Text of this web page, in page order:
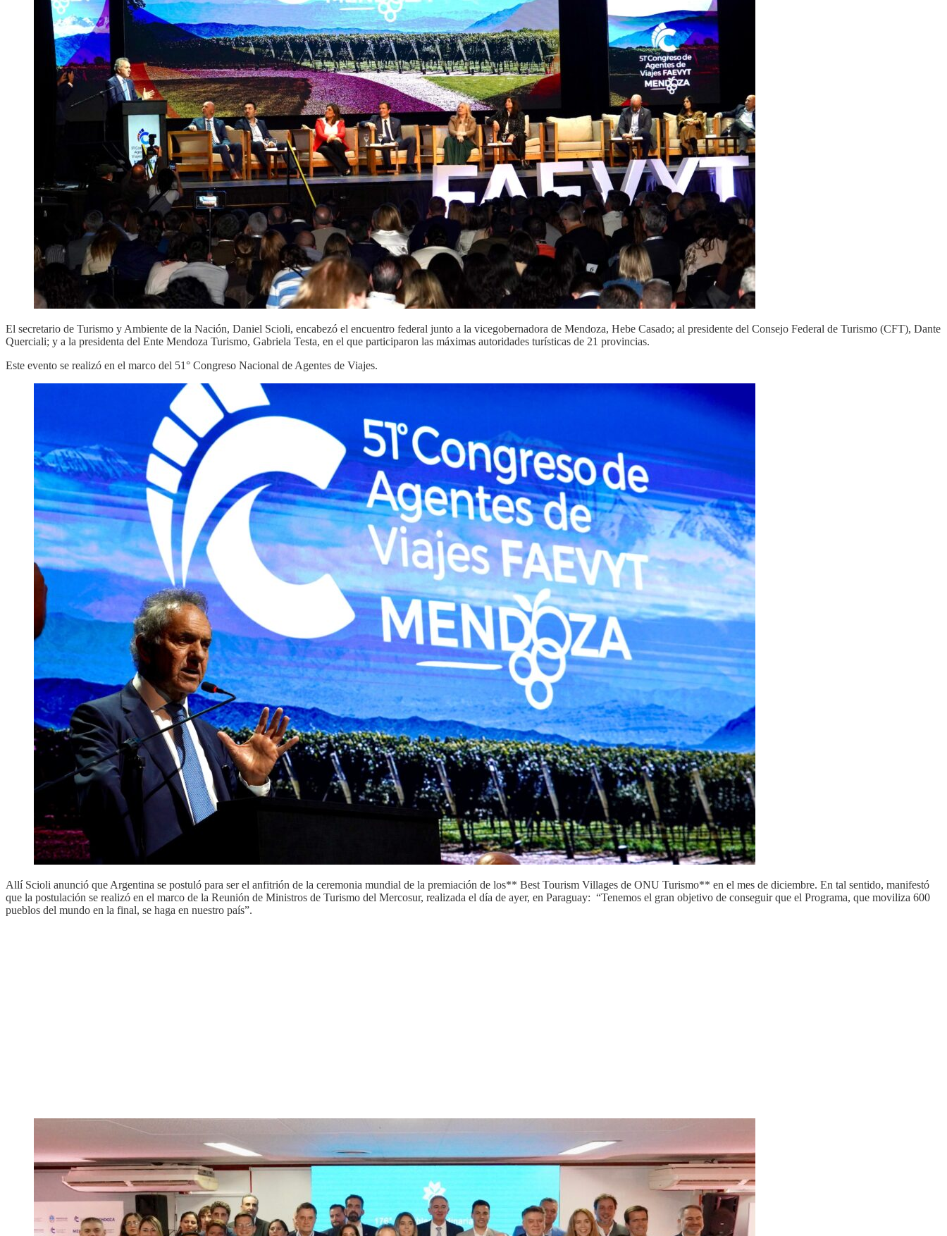
El secretario de Turismo y Ambiente de la Nación, Daniel Scioli, encabezó el encuentro federal junto a la vicegobernadora de Mendoza, Hebe Casado; al presidente del Consejo Federal de Turismo (CFT), Dante
Querciali; y a la presidenta del Ente Mendoza Turismo, Gabriela Testa, en el que participaron las máximas autoridades turísticas de 21 provincias.
Este evento se realizó en el marco del 51° Congreso Nacional de Agentes de Viajes.
Allí Scioli anunció que Argentina se postuló para ser el anfitrión de la ceremonia mundial de la premiación de los** Best Tourism Villages de ONU Turismo** en el mes de diciembre. En tal sentido, manifestó
que la postulación se realizó en el marco de la Reunión de Ministros de Turismo del Mercosur, realizada el día de ayer, en Paraguay: “Tenemos el gran objetivo de conseguir que el Programa, que moviliza 600
pueblos del mundo en la final, se haga en nuestro país”.